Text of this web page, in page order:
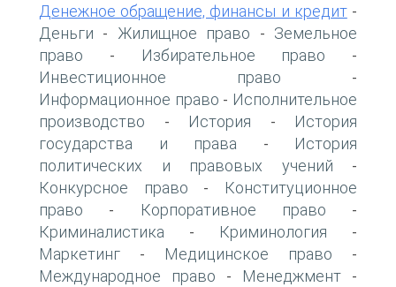
Денежное обращение, финансы и кредит-
Деньги - Жилищное право - Земельное
право - Избирательное право -
Инвестиционное право -
Информационное право - Исполнительное
производство - История -
История
государства и права -
История
политических и правовых учений -
Конкурсное право -
Конституционное
право - Корпоративное право -
Криминалистика - Криминология -
Маркетинг - Медицинское право -
Международное право - Менеджмент -